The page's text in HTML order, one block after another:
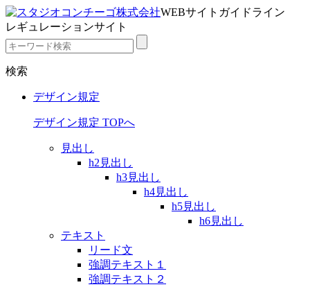
WEBサイトガイドライン
レギュレーションサイト
検索
デザイン規定
デザイン規定 TOPへ
見出し
h2見出し
h3見出し
h4見出し
h5見出し
h6見出し
テキスト
リード文
強調テキスト１
強調テキスト２